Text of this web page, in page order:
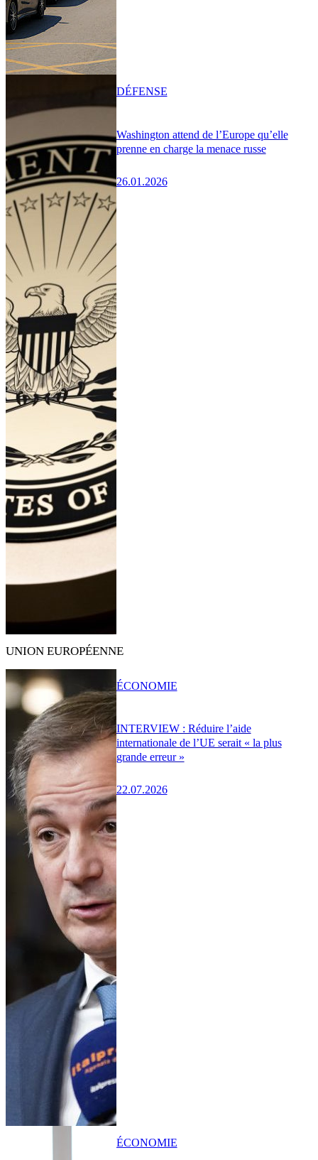
Washington attend de l’Europe qu’elle
prenne en charge la menace russe
26.01.2026
DÉFENSE
UNION EUROPÉENNE
INTERVIEW : Réduire l’aide
internationale de l’UE serait « la plus
grande erreur »
22.07.2026
ÉCONOMIE
ÉCONOMIE